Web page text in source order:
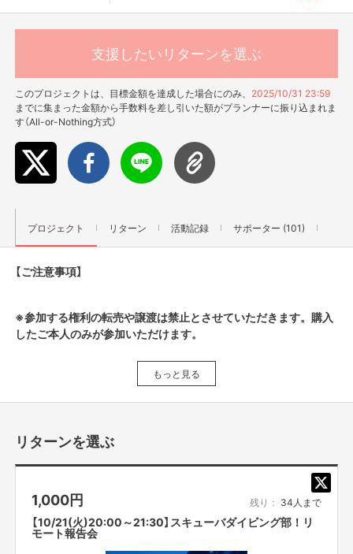
支援したいリターンを選ぶ
このプロジェクトは、目標金額を達成した場合にのみ、 2025/10/31 23:59
までに集まった金額から手数料を差し引いた額がプランナーに振り込まれま
す（All-or-Nothing方式）
プロジェクト リターン 活動記録 サポーター (101)
【ご注意事項】
※参加する権利の転売や譲渡は禁止とさせていただきます。購入
したご本人のみが参加いただけます。
こんにちは！吉本興業です。
また、より多くの皆様に笑顔を届けるべく、一人の芸人に立ち上がってもら
その名も、「ミスター破天荒」 平成ノブシコブシ吉村崇
もっと見る
リターンを選ぶ
1,000円 残り： 34人まで
【10/21(火)20:00～21:30】スキューバダイビング部！リ
モート報告会